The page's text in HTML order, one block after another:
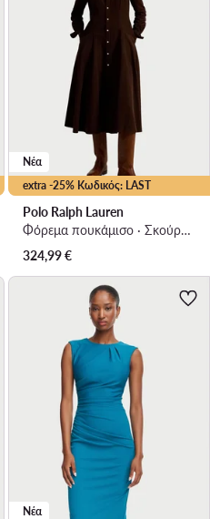
extra -25% Κωδικός: LAST
Νέα
Polo Ralph Lauren
Φόρεμα πουκάμισο · Σκούρο καφέ · Midi
324,99€
Νέα